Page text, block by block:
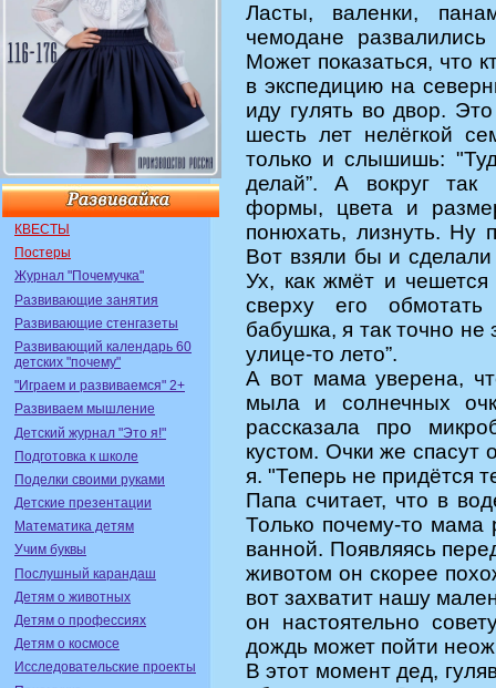
КВЕСТЫ
Постеры
Журнал "Почемучка"
Развивающие занятия
Развивающие стенгазеты
Развивающий календарь 60
детских "почему"
"Играем и развиваемся" 2+
Развиваем мышление
Детский журнал "Это я!"
Подготовка к школе
Поделки своими руками
Детские презентации
Математика детям
Учим буквы
Послушный карандаш
Детям о животных
Детям о профессиях
Детям о космосе
Исследовательские проекты
Ласты, валенки,
чемодане
Может показаться, что
в экспедицию на
иду гулять во двор.
шесть лет нелёгкой
только и слышишь:
делай”. А вокруг
формы, цвета и
понюхать, лизнуть. Ну
Вот взяли бы и
Ух, как жмёт и
сверху его
бабушка, я так точно не
улице-то лето”.
А вот мама уверена,
мыла и солнечных
рассказала про
кустом. Очки же спасут
я. "Теперь не придётся
Папа считает, что в
Только почему-то мама
ванной. Появляясь
животом он скорее
вот захватит нашу
он настоятельно
дождь может пойти
В этот момент дед,